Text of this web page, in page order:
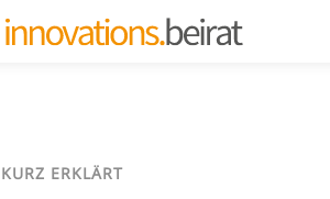
KURZ ERKLÄRT